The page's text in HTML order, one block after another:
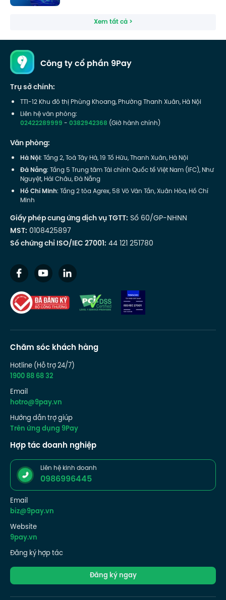
Xem tất cả >
Công ty cổ phần 9Pay
Trụ sở chính:
TT1-12 Khu đô thị Phùng Khoang, Phường Thanh Xuân, Hà Nội
Liên hệ văn phòng:
02422289999-0382942368 (Giờ hành chính)
Văn phòng:
Hà Nội: Tầng 2, Toà Tây Hà, 19 Tố Hữu, Thanh Xuân, Hà Nội
Đà Nẵng: Tầng 5 Trung tâm Tài chính Quốc tế Việt Nam (IFC), Như
Nguyệt, Hải Châu, Đà Nẵng
Hồ Chí Minh: Tầng 2 tòa Agrex, 58 Võ Văn Tần, Xuân Hòa, Hồ Chí
Minh
Giấy phép cung ứng dịch vụ TGTT: Số 60/GP-NHNN
MST: 0108425897
Số chứng chỉ ISO/IEC 27001: 44 121 251780
Chăm sóc khách hàng
Hotline (Hỗ trợ 24/7)
1900 88 68 32
Email
hotro@9pay.vn
Hướng dẫn trợ giúp
Trên ứng dụng 9Pay
Hợp tác doanh nghiệp
Liên hệ kinh doanh
0986996445
Email
biz@9pay.vn
Website
9pay.vn
Đăng ký hợp tác
Đăng ký ngay